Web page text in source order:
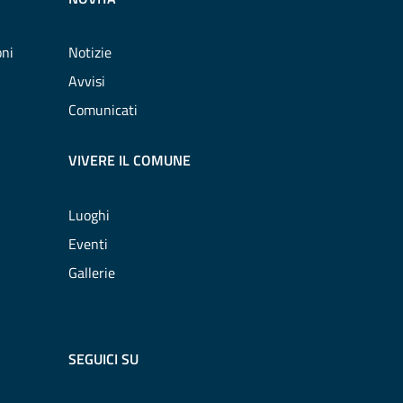
Notizie
Avvisi
Comunicati
VIVERE IL COMUNE
Luoghi
Eventi
Gallerie
SEGUICI SU